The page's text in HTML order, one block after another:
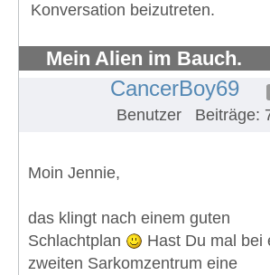
Konversation beizutreten.
Mein Alien im Bauch.
CancerBoy69
Benutzer Beiträge:
Moin Jennie,
das klingt nach einem guten
Schlachtplan
Hast Du mal bei
zweiten Sarkomzentrum eine